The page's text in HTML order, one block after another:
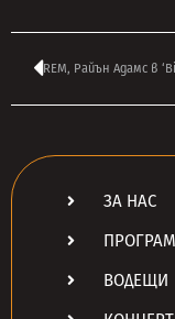
ЗА НАС
ВОДЕЩИ